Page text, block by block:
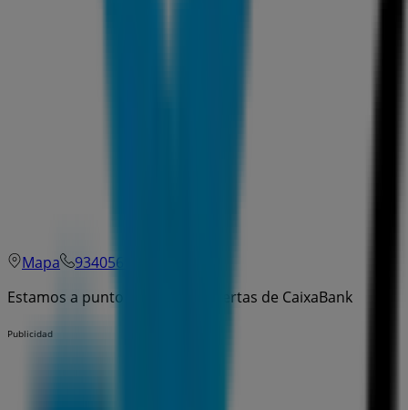
Mapa
934056970
Estamos a punto de publicar ofertas de CaixaBank
Publicidad